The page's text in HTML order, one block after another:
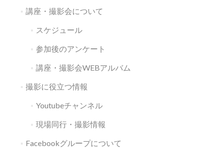
講座・撮影会について
スケジュール
参加後のアンケート
講座・撮影会WEBアルバム
撮影に役立つ情報
Youtubeチャンネル
現場同行・撮影情報
Facebookグループについて